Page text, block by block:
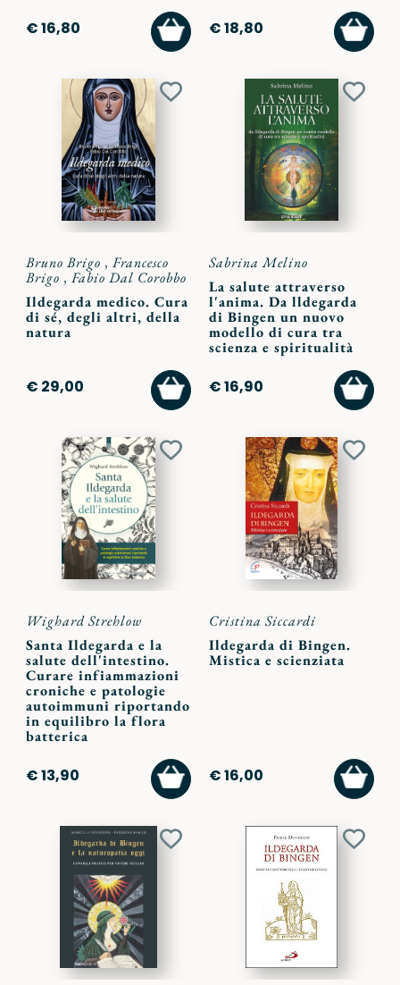
€ 16,80
AGGIUNGI
AL
CARRELLO
€ 18,80
AL
Aggiungi
Bruno Brigo , Francesco
Brigo , Fabio Dal Corobbo
Ildegarda medico. Cura
di sé, degli altri, della
natura
€ 29,00
AGGIUNGI
AL
CARRELLO
Sabrina Melino
La salute attraverso
l'anima. Da lldegarda
di Bingen un nuovo
modello di cura tra
scienza e spiritualità
€ 16,90
AL
Aggiungi
Wighard Strehlow
Santa Ildegarda e la
salute dell'intestino.
Curare infiammazioni
croniche e patologie
autoimmuni riportando
in equilibro la flora
batterica
€ 13,90
AGGIUNGI
AL
CARRELLO
Cristina Siccardi
Ildegarda di Bingen.
Mistica e scienziata
€ 16,00
AL
Aggiungi